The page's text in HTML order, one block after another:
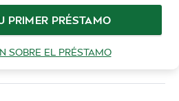
PRIMER PRÉSTAMO
SOBRE EL PRÉSTAMO